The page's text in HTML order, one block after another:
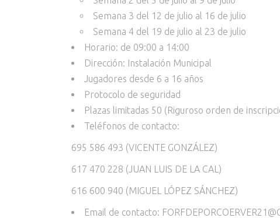
Semana 3 del 12 de julio al 16 de julio
Semana 4 del 19 de julio al 23 de julio
Horario: de 09:00 a 14:00
Dirección: Instalación Municipal
Jugadores desde 6 a 16 años
Protocolo de seguridad
Plazas limitadas 50 (Riguroso orden de
Teléfonos de contacto:
695 586 493 (VICENTE GONZÁLEZ)
617 470 228 (JUAN LUIS DE LA CAL)
616 600 940 (MIGUEL LÓPEZ SÁNCHEZ)
Email de contacto: